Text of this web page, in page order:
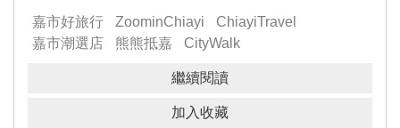
嘉市好旅行
ZoominChiayi
ChiayiTravel
嘉市潮選店
熊熊抵嘉 CityWalk
繼續閱讀
加入收藏